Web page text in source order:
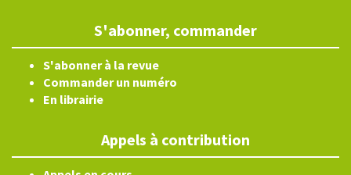
S'abonner, commander
S'abonner à la revue
Commander un numéro
En librairie
Appels à contribution